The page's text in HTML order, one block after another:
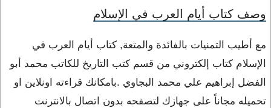
وصف كتاب أيام العرب في الإسلام
مع أطيب التمنيات بالفائدة والمتعة, كتاب أيام العرب في
الإسلام كتاب إلكتروني من قسم كتب التاريخ للكاتب محمد أبو
الفضل إبراهيم علي محمد البجاوي .بامكانك قراءته اونلاين او
تحميله مجاناً على جهازك لتصفحه بدون اتصال بالانترنت